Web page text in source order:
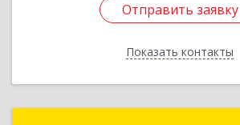
Отправить заявку
Показать контакты
Отправить заявку
Назад